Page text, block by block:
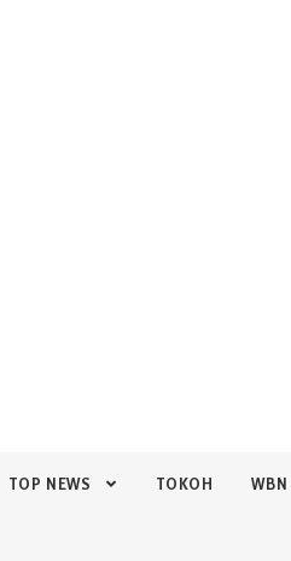
TOP NEWS TOKOH